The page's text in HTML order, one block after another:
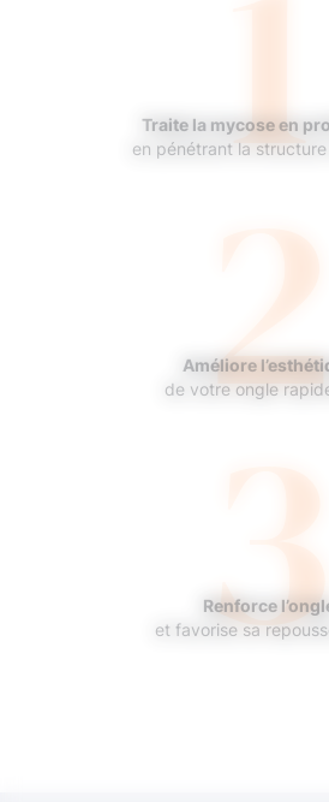
Traite la mycose en
en pénétrant la structure
Améliore
de votre ongle
Renforce
et favorise sa